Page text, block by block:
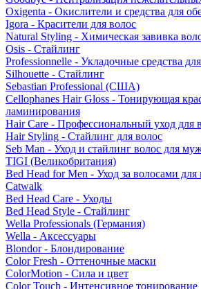
Oxigenta - Окислители и средства для
Igora - Красители для волос
Natural Styling - Химическая завивка
Osis - Стайлинг
Professionnelle - Укладочные средства
Silhouette - Стайлинг
Sebastian Professional (США)
Cellophanes Hair Gloss - Тонирующая
ламинирования
Hair Care - Профессиональный уход для
Hair Styling - Стайлинг для волос
Seb Man - Уход и стайлинг волос для
TIGI (Великобритания)
Bed Head for Men - Уход за волосами
Catwalk
Bed Head Care - Уходы
Bed Head Style - Стайлинг
Wella Professionals (Германия)
Wella - Аксессуары
Blondor - Блондирование
Color Fresh - Оттеночные маски
ColorMotion - Сила и цвет
Color Touch - Интенсивное тонирование